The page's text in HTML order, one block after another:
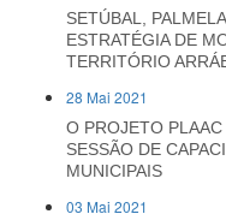
SETÚBAL,
ESTRATÉGIA DE
TERRITÓRIO
28 Mai 2021
O PROJETO
SESSÃO DE
MUNICIPAIS
03 Mai 2021